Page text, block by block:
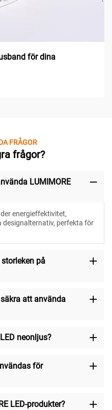
för dina
FRÅGOR
frågor?
LUMIMORE
energieffektivitet,
designalternativ, perfekta för
på
att använda
neonljus?
för
LED-produkter?